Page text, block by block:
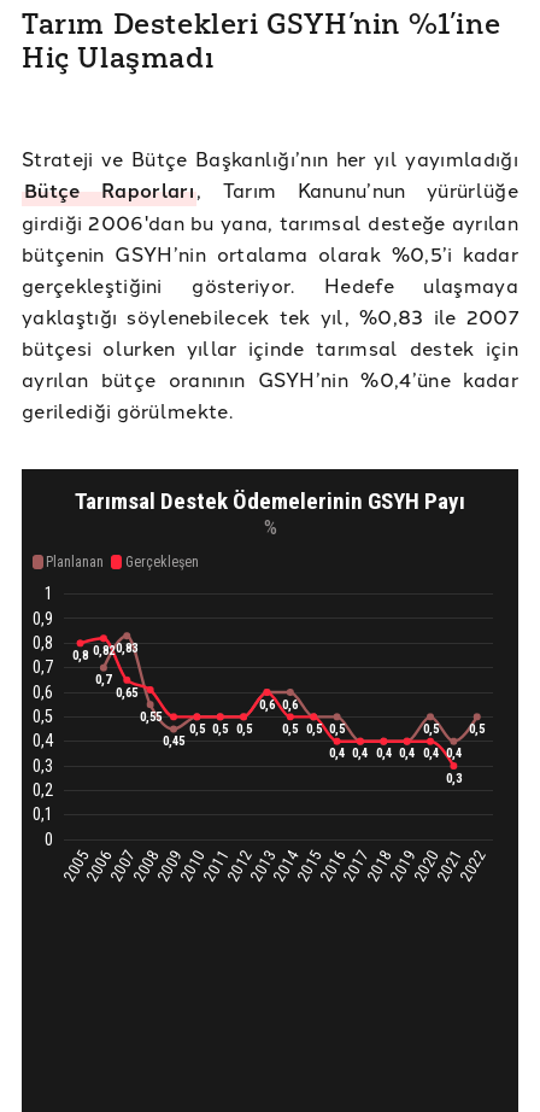
Tarım Destekleri GSYH’nin %1’ine
Hiç Ulaşmadı
Strateji ve Bütçe Başkanlığı’nın her yıl yayımladığı
Bütçe Raporları, Tarım Kanunu’nun yürürlüğe
girdiği 2006'dan bu yana, tarımsal desteğe ayrılan
bütçenin GSYH’nin ortalama olarak %0,5’i kadar
gerçekleştiğini gösteriyor. Hedefe ulaşmaya
yaklaştığı söylenebilecek tek yıl, %0,83 ile 2007
bütçesi olurken yıllar içinde tarımsal destek için
ayrılan bütçe oranının GSYH’nin %0,4’üne kadar
gerilediği görülmekte.